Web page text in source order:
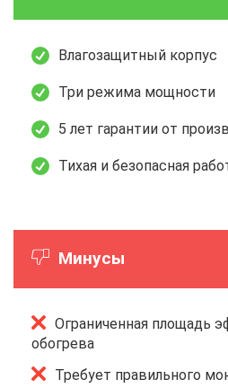
Влагозащитный корпус
Три режима мощности
5 лет гарантии от
Тихая и безопасная
Минусы
Ограниченная площадь
обогрева
Требует правильного